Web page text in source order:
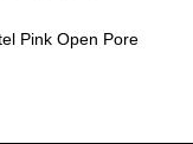
Pink Open Pore